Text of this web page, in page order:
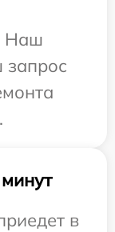
Наш
запрос
в